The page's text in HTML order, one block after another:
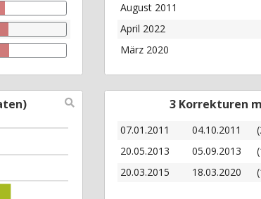
August 2011
April 2022
März 2020
3 Korrekturen
07.01.2011 04.10.2011
20.05.2013
05.09.2013
20.03.2015
18.03.2020